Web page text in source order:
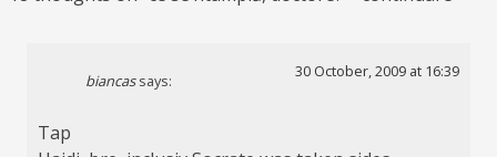
biancas says:
30 October, 2009 at 16:39
Tap